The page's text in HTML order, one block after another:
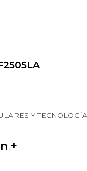
Y TECNOLOGÍA
+